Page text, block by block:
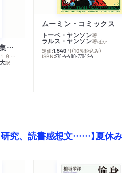
ミシェル・フーコー講義集成１０ 主体性と真理
─コレージュ・ド・フランス講義１９８０－１９８１年度
訳
トーベ・ヤンソン著
ラルス・ヤンソン著ほか
定価:1,540円 （10％税込み）
ISBN:978-4-480-77042-4
研究、読書感想文……】夏休